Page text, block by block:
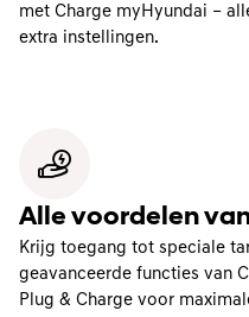
met Charge myHyundai –
extra instellingen.
Alle voordelen
Krijg toegang tot speciale
geavanceerde functies van
Plug & Charge voor